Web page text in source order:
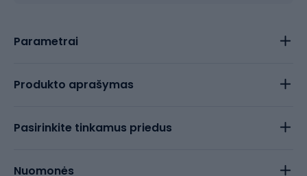
Parametrai
Produkto aprašymas
Pasirinkite tinkamus priedus
Nuomonės